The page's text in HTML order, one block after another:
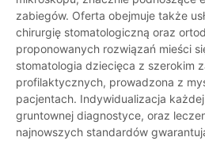
zabiegów. Oferta obejmuje także
chirurgię stomatologiczną oraz
proponowanych rozwiązań mieści
stomatologia dziecięca z szerokim
profilaktycznych, prowadzona z
pacjentach. Indywidualizacja
gruntownej diagnostyce, oraz
najnowszych standardów